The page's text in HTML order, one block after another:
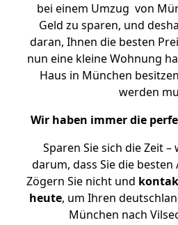
bei einem Umzug von
Geld zu sparen, und
daran, Ihnen die besten
nun eine kleine Wohnung
Haus in München
werden
Wir haben immer die
Sparen Sie sich die Zeit
darum, dass Sie die
Zögern Sie nicht und
heute, um Ihren
München nach